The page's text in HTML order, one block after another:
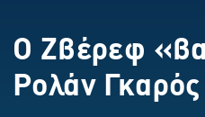
Ο Ζβέρεφ
Ρολάν Γκαρός